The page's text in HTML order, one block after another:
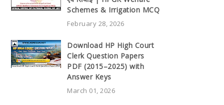
Schemes & Irrigation MCQ
February 28, 2026
Download HP High Court
Clerk Question Papers
PDF (2015–2025) with
Answer Keys
March 01, 2026